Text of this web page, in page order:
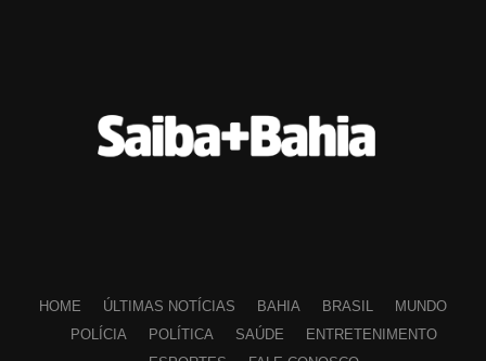
HOME ÚLTIMAS NOTÍCIAS BAHIA BRASIL
MUNDO
POLÍCIA
POLÍTICA SAÚDE
ENTRETENIMENTO